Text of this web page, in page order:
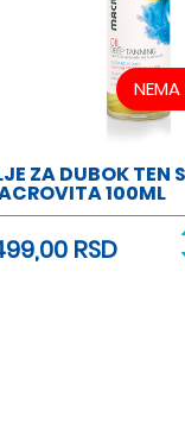
ZA DUBOK TEN
100ML
RSD